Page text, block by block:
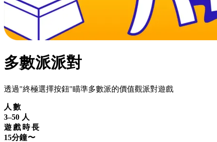
多數派派對
透過"終極選擇按鈕"瞄準多數派的價值觀派對遊戲
人數
3–50 人
遊戲時長
15分鐘〜